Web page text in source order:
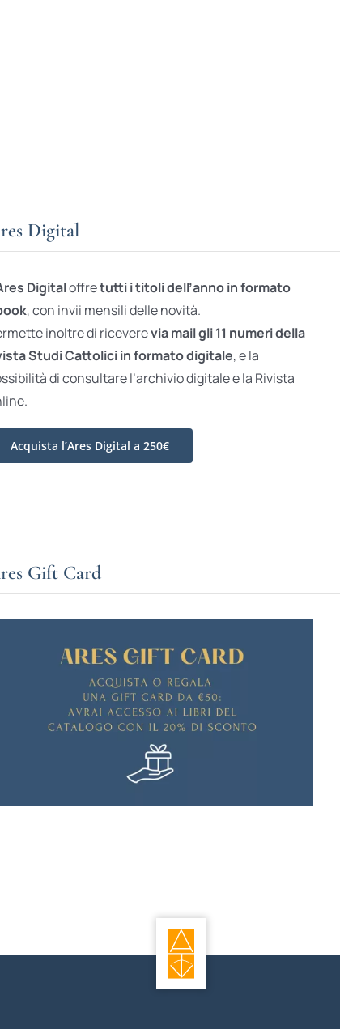
Digital
Digitaloffretutti i titoli dell’anno in formato
, con invii mensili delle novità.
inoltre di riceverevia mail gli 11 numeri della
Studi Cattolici in formato digitale, e la
di consultare l’archivio digitale e la Rivista
Acquista l’Ares Digital a 250€
Gift Card